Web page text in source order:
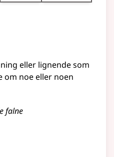
eller lignendesom
om noe eller noen
falne